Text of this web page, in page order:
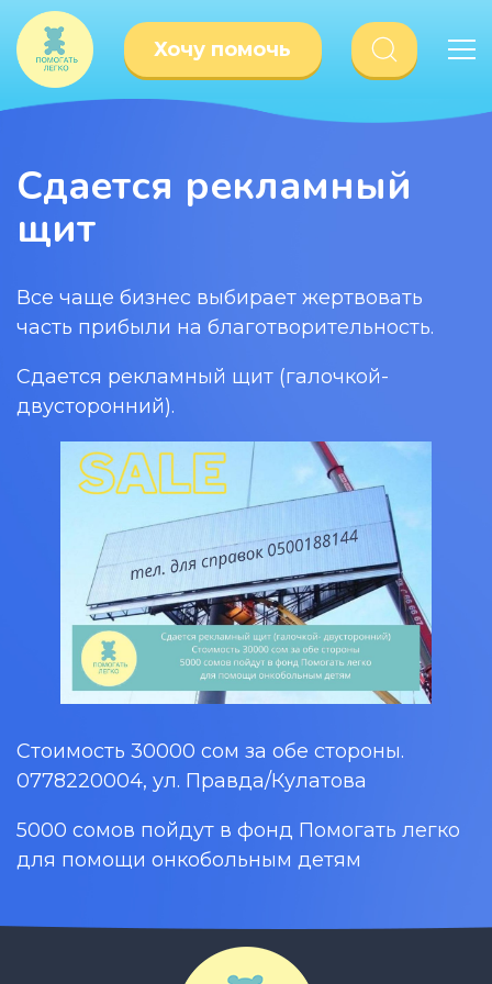
Хочу помочь
Сдается рекламный
щит
Все чаще бизнес выбирает жертвовать
часть прибыли на благотворительность.
Сдается рекламный щит (галочкой-
двусторонний).
Стоимость 30000 сом за обе стороны.
0778220004, ул. Правда/Кулатова
5000 сомов пойдут в фонд Помогать легко
для помощи онкобольным детям